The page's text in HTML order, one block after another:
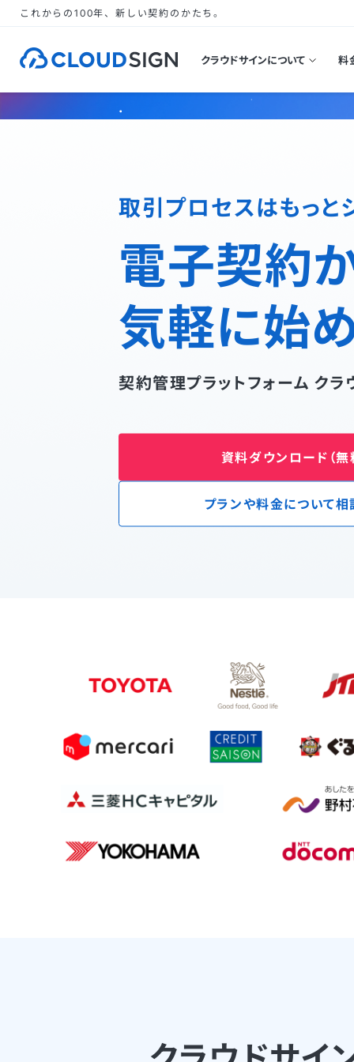
これからの100年、新しい契約のかたち。
クラウドサインについて 料
取引プロセスはもっと
電子契約
気軽に始
契約管理プラットフォーム クラ
資料ダウンロード（無
プランや料金について相